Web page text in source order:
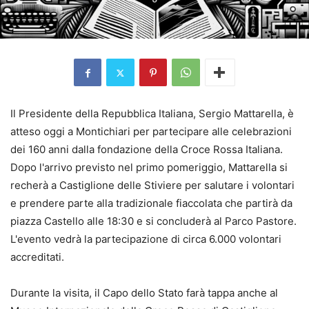
Il Presidente della Repubblica Italiana, Sergio Mattarella, è
atteso oggi a Montichiari per partecipare alle celebrazioni
dei 160 anni dalla fondazione della Croce Rossa Italiana.
Dopo l'arrivo previsto nel primo pomeriggio, Mattarella si
recherà a Castiglione delle Stiviere per salutare i volontari
e prendere parte alla tradizionale fiaccolata che partirà da
piazza Castello alle 18:30 e si concluderà al Parco Pastore.
L'evento vedrà la partecipazione di circa 6.000 volontari
accreditati.
Durante la visita, il Capo dello Stato farà tappa anche al